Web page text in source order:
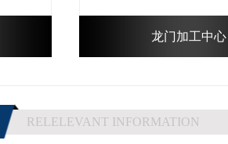
龙门加工中心
RELELEVANT INFORMATION